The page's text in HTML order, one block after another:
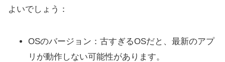
よいでしょう：
OSのバージョン：古すぎるOSだと、最新のアプ
リが動作しない可能性があります。